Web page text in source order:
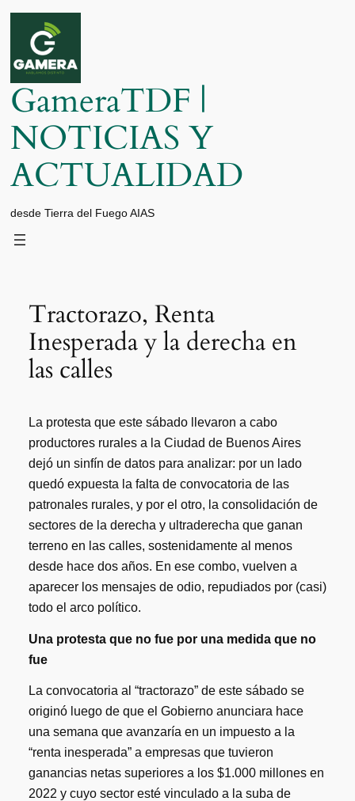
Saltar
contenido
GameraTDF |
NOTICIAS Y
ACTUALIDAD
desde Tierra del Fuego AIAS
Tractorazo, Renta
Inesperada y la derecha en
las calles
La protesta que este sábado llevaron a cabo
productores rurales a la Ciudad de Buenos Aires
dejó un sinfín de datos para analizar: por un lado
quedó expuesta la falta de convocatoria de las
patronales rurales, y por el otro, la consolidación de
sectores de la derecha y ultraderecha que ganan
terreno en las calles, sostenidamente al menos
desde hace dos años. En ese combo, vuelven a
aparecer los mensajes de odio, repudiados por (casi)
todo el arco político.
Una protesta que no fue por una medida que no
fue
La convocatoria al “tractorazo” de este sábado se
originó luego de que el Gobierno anunciara hace
una semana que avanzaría en un impuesto a la
“renta inesperada” a empresas que tuvieron
ganancias netas superiores a los $1.000 millones en
2022 y cuyo sector esté vinculado a la suba de